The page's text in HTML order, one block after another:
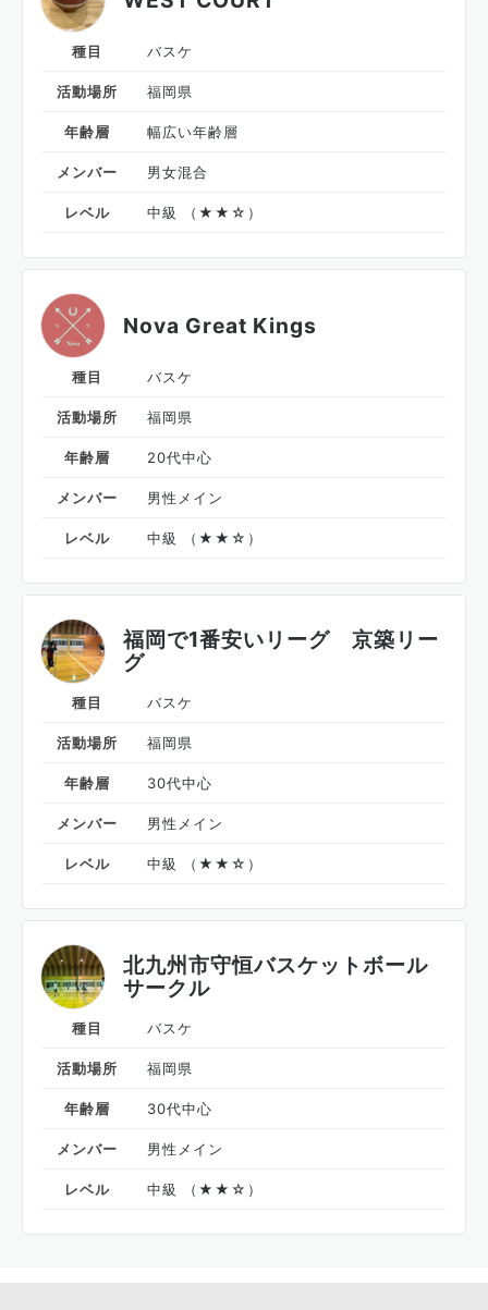
種目 バスケ
活動場所 福岡県
年齢層 幅広い年齢層
メンバー 男女混合
レベル 中級 （★★☆）
Nova Great Kings
種目 バスケ
活動場所 福岡県
年齢層 20代中心
メンバー 男性メイン
レベル 中級 （★★☆）
福岡で1番安いリーグ 京築リー
グ
種目 バスケ
活動場所 福岡県
年齢層 30代中心
メンバー 男性メイン
レベル 中級 （★★☆）
北九州市守恒バスケットボール
サークル
種目 バスケ
活動場所 福岡県
年齢層 30代中心
メンバー 男性メイン
レベル 中級 （★★☆）